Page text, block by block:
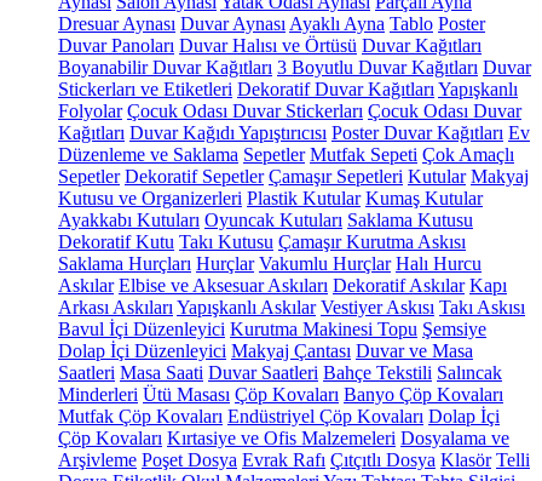
Dresuar Aynası Duvar Aynası Ayaklı Ayna Tablo Poster
Duvar Panoları Duvar Halısı ve Örtüsü Duvar Kağıtları
Boyanabilir Duvar Kağıtları 3 Boyutlu Duvar Kağıtları Duvar
Stickerları ve Etiketleri Dekoratif Duvar Kağıtları Yapışkanlı
Folyolar Çocuk Odası Duvar Stickerları Çocuk Odası Duvar
Kağıtları Duvar Kağıdı Yapıştırıcısı Poster Duvar Kağıtları Ev
Düzenleme ve Saklama Sepetler Mutfak Sepeti Çok Amaçlı
Sepetler Dekoratif Sepetler Çamaşır Sepetleri Kutular Makyaj
Kutusu ve Organizerleri Plastik Kutular Kumaş Kutular
Ayakkabı Kutuları Oyuncak Kutuları Saklama Kutusu
Dekoratif Kutu Takı Kutusu Çamaşır Kurutma Askısı
Saklama Hurçları Hurçlar Vakumlu Hurçlar Halı Hurcu
Askılar Elbise ve Aksesuar Askıları Dekoratif Askılar Kapı
Arkası Askıları Yapışkanlı Askılar Vestiyer Askısı Takı Askısı
Bavul İçi Düzenleyici Kurutma Makinesi Topu Şemsiye
Dolap İçi Düzenleyici Makyaj Çantası Duvar ve Masa
Saatleri Masa Saati Duvar Saatleri Bahçe Tekstili Salıncak
Minderleri Ütü Masası Çöp Kovaları Banyo Çöp Kovaları
Mutfak Çöp Kovaları Endüstriyel Çöp Kovaları Dolap İçi
Çöp Kovaları Kırtasiye ve Ofis Malzemeleri Dosyalama ve
Arşivleme Poşet Dosya Evrak Rafı Çıtçıtlı Dosya Klasör Telli